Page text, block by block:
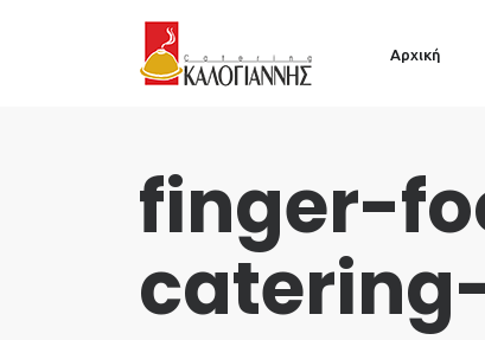
Αρχική
finger-